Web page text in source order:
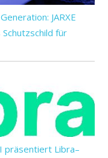
JARXE
für
präsentiert Libra–